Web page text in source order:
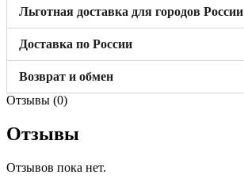
Льготная доставка для городов России
Доставка по России
Возврат и обмен
Отзывы (0)
Отзывы
Отзывов пока нет.